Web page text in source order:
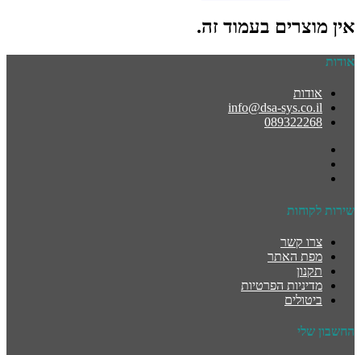
אין מוצרים בעמוד זה.
אודות
אודות
info@dsa-sys.co.il
089322268
שירות לקוחות
צרו קשר
מפת האתר
תקנון
מדיניות הפרטיות
ביטולים
החשבון שלי